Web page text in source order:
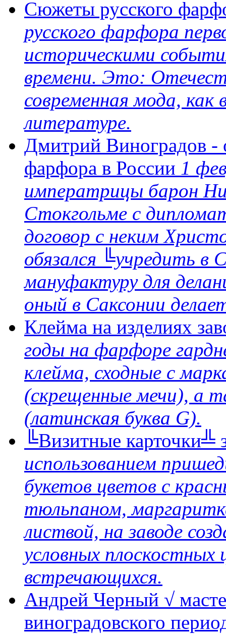
Сюжеты русского
русского фарфора
историческими
времени. Это:
современная мода,
литературе.
Дмитрий Виноградов -
фарфора в России 1
императрицы барон
Стокгольме с
договор с неким
обязался ╚учредить в
мануфактуру для
оный в Саксонии
Клейма на изделиях
годы на фарфоре
клейма, сходные с
(скрещенные мечи), а
(латинская буква G).
╚Визитные карточки╩
использованием
букетов цветов с
тюльпаном,
листвой, на заводе
условных плоскостных
встречающихся.
Андрей Черный √
виноградовского